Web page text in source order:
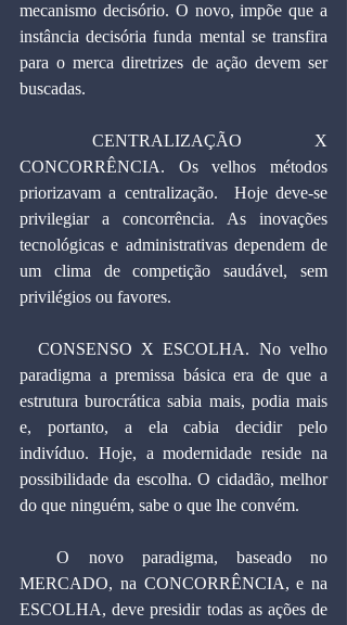
mecanismo decisório. O novo, impõe que a
instância decisória funda mental se transfira
para o merca diretrizes de ação devem ser
buscadas.
CONCORRÊNCIA. Os velhos métodos
priorizavam a centralização.  Hoje deve-se
privilegiar a concorrência. As inovações
tecnológicas e administrativas dependem de
um clima de competição saudável, sem
privilégios ou favores.
paradigma a premissa básica era de que a
estrutura burocrática sabia mais, podia mais
e, portanto, a ela cabia decidir pelo
indivíduo. Hoje, a modernidade reside na
possibilidade da escolha. O cidadão, melhor
do que ninguém, sabe o que lhe convém.
  O novo paradigma, baseado no
MERCADO, na CONCORRÊNCIA, e na
ESCOLHA, deve presidir todas as ações de